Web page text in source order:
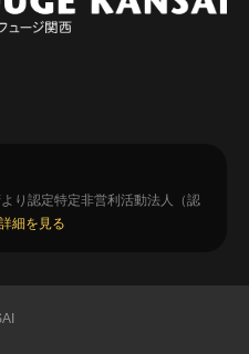
り認定特定非営利活動法人（認
詳細を見る